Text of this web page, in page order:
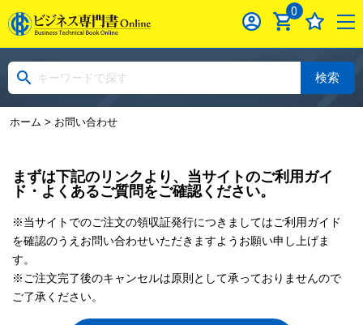
0
検索
ホーム > お問い合わせ
まずは下記のリンクより、当サイトのご利用ガイ
ド・よくあるご質問をご確認ください。
※当サイトでのご注文の領収証発行につきましてはご利用ガイド
を確認のうえお問い合わせいただきますようお願い申し上げま
す。
※ご注文完了後のキャンセルは原則として承っておりませんので
ご了承ください。